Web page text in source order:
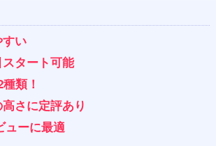
い
タート可能
類！
さに定評あり
ューに最適